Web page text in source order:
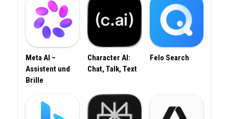
Meta AI –
Assistent und
Brille
Character AI:
Chat, Talk, Text
Felo Search